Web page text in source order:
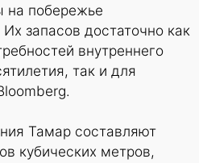
на побережье
запасов достаточно как
внутреннего
так и для
Тамар составляют
кубических метров,